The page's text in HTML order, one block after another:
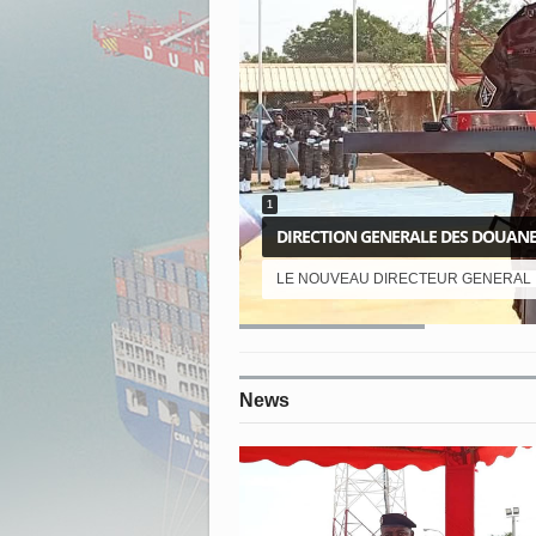
1
DIRECTION GENERALE DES
LE NOUVEAU DIRECTEUR GENERAL
DES DOUANES
2025-07-02 15:01:55.014
News